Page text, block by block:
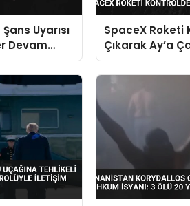
Uyarısı
Devam
SpaceX Roketi
Çıkarak Ay’a